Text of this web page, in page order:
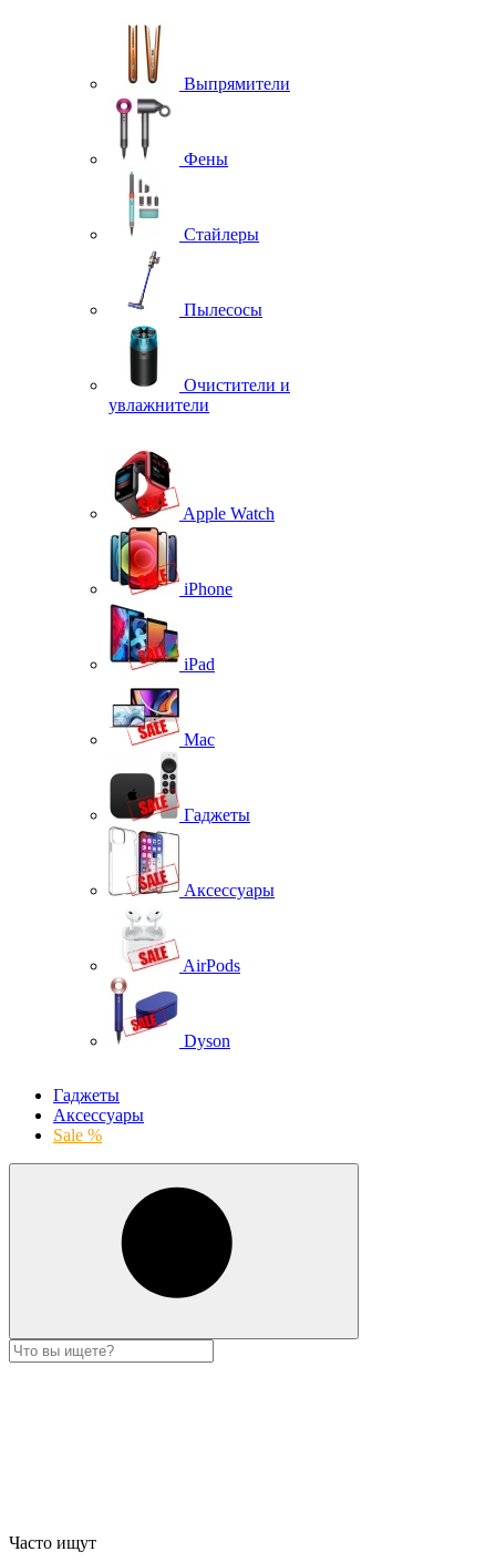
Выпрямители
Фены
Стайлеры
Пылесосы
Очистители и
увлажнители
Apple Watch
iPhone
iPad
Mac
Гаджеты
Аксессуары
AirPods
Dyson
Гаджеты
Аксессуары
Sale %
Часто ищут